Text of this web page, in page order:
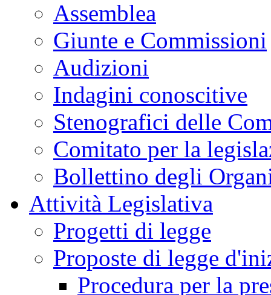
Assemblea
Giunte e Commissioni
Audizioni
Indagini conoscitive
Stenografici delle
Comitato per la
Bollettino degli
Attività Legislativa
Progetti di legge
Proposte di legge
Procedura per la